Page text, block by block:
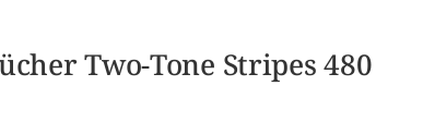
Two-Tone Stripes 480